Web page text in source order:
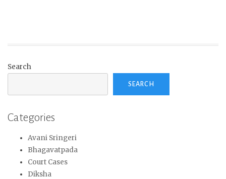
Search
SEARCH
Categories
Avani Sringeri
Bhagavatpada
Court Cases
Diksha